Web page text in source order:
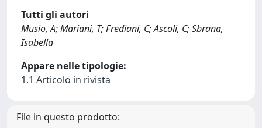
Tutti gli autori
Musio, A; Mariani, T; Frediani, C; Ascoli, C; Sbrana,
Isabella
Appare nelle tipologie:
1.1 Articolo in rivista
File in questo prodotto: